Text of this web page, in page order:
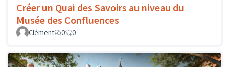
Créer un Quai des Savoirs au niveau du
Musée des Confluences
Clément 0 0